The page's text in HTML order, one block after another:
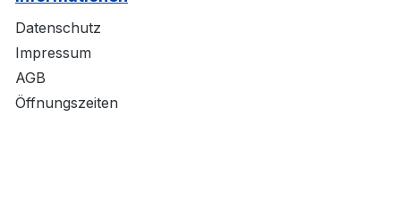
Datenschutz
Impressum
AGB
Öffnungszeiten